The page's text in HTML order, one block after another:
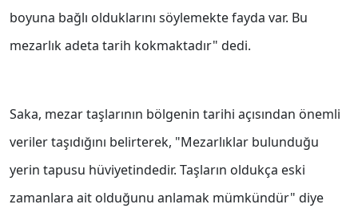
boyuna bağlı olduklarını söylemekte fayda var. Bu
mezarlık adeta tarih kokmaktadır" dedi.
Saka, mezar taşlarının bölgenin tarihi açısından önemli
veriler taşıdığını belirterek, "Mezarlıklar bulunduğu
yerin tapusu hüviyetindedir. Taşların oldukça eski
zamanlara ait olduğunu anlamak mümkündür" diye